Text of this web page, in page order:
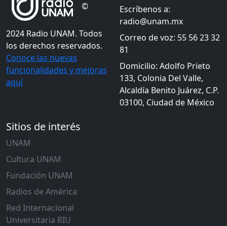
©
2024 Radio UNAM. Todos
los derechos reservados.
Conoce las nuevas
funcionalidades y mejoras
aquí
Escríbenos a:
radio@unam.mx
Correo de voz: 55 56 23 32
81
Domicilio: Adolfo Prieto
133, Colonia Del Valle,
Alcaldía Benito Juárez, C.P.
03100, Ciudad de México
Sitios de interés
UNAM
Cultura UNAM
Fundación UNAM
Radios de América
Red Internacional
Universitaria RIU